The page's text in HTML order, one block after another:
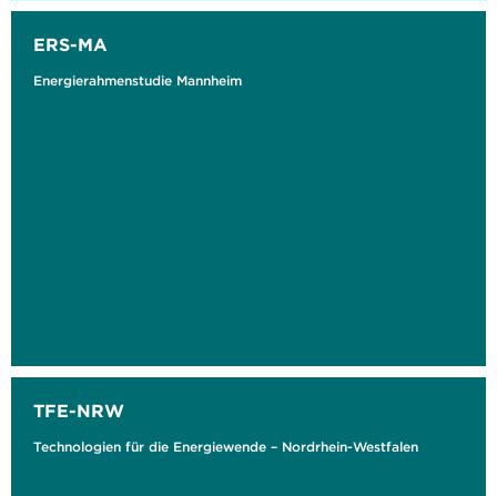
ERS-MA
Energierahmenstudie Mannheim
TFE-NRW
Technologien für die Energiewende – Nordrhein-Westfalen